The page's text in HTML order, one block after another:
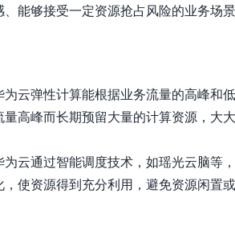
能够接受一定资源抢占风险的业务场
为云弹性计算能根据业务流量的高峰和
高峰而长期预留大量的计算资源，大
为云通过智能调度技术，如瑶光云脑等
使资源得到充分利用，避免资源闲置